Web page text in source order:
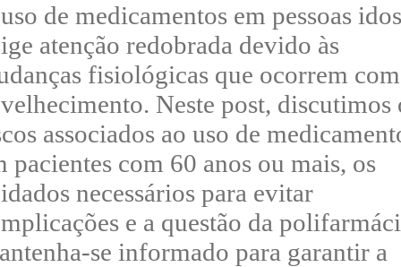
de medicamentos em pessoas
atenção redobrada devido às
fisiológicas que ocorrem
Neste post, discutimos
associados ao uso de
pacientes com 60 anos ou mais, os
necessários para evitar
e a questão da
se informado para garantir a